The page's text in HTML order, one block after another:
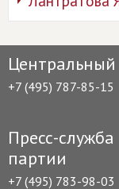
+7 (495) 787-85-15
Пресс-служба
партии
+7 (495) 783-98-03